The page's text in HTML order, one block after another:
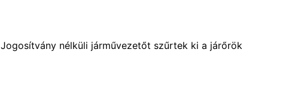
Jogosítvány nélküli járművezetőt szűrtek ki a járőrök